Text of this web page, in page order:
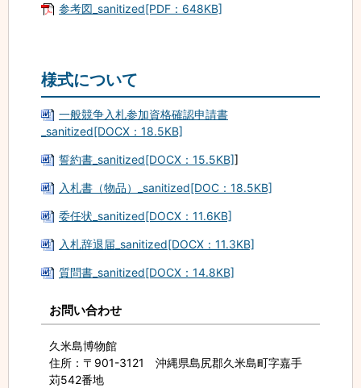
参考図_sanitized[PDF：648KB]
様式について
一般競争入札参加資格確認申請書
_sanitized[DOCX：18.5KB]
誓約書_sanitized[DOCX：15.5KB]]
入札書（物品）_sanitized[DOC：18.5KB]
委任状_sanitized[DOCX：11.6KB]
入札辞退届_sanitized[DOCX：11.3KB]
質問書_sanitized[DOCX：14.8KB]
お問い合わせ
久米島博物館
住所 ：〒901-3121 沖縄県島尻郡久米島町字嘉手
苅542番地